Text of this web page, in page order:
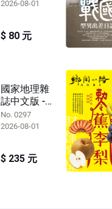
2026-08-01
$ 80 元
國家地理雜
誌中文版 -
No.0297
No. 0297
2026-08-01
$ 235 元